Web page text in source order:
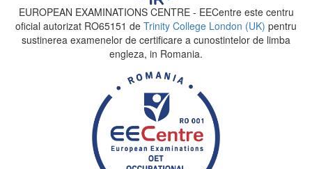
EUROPEAN EXAMINATIONS CENTRE - EECentre este centru
oficial autorizat RO65151 de Trinity College London (UK) pentru
sustinerea examenelor de certificare a cunostintelor de limba
engleza, in Romania.